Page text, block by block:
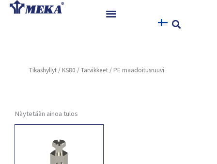
Siirry
Referenssit
Yhteystiedot
Tikashyllyt / KS80 /Tarvikkeet / PE maadoitusruuvi
Näytetään ainoa tulos